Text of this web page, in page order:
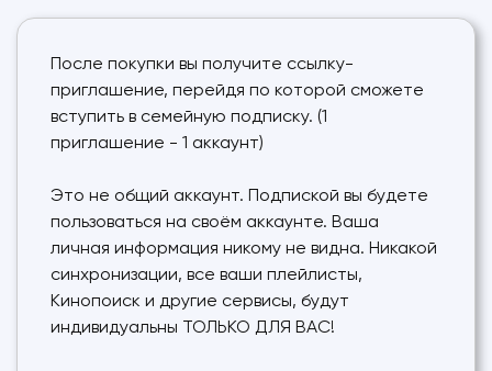
После покупки вы получите ссылку-
приглашение, перейдя по которой сможете
вступить в семейную подписку. (1
приглашение - 1 аккаунт)
Это не общий аккаунт. Подпиской вы будете
пользоваться на своём аккаунте. Ваша
личная информация никому не видна. Никакой
синхронизации, все ваши плейлисты,
Кинопоиск и другие сервисы, будут
индивидуальны ТОЛЬКО ДЛЯ ВАС!